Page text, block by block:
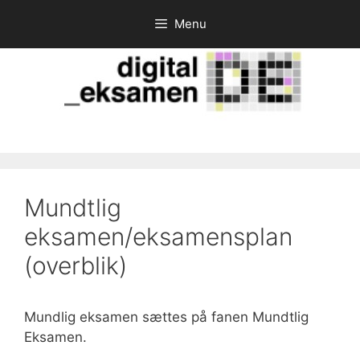
indhold
Menu
Mundtlig
eksamen/eksamensplan
(overblik)
Mundlig eksamen sættes på fanen Mundtlig
Eksamen.